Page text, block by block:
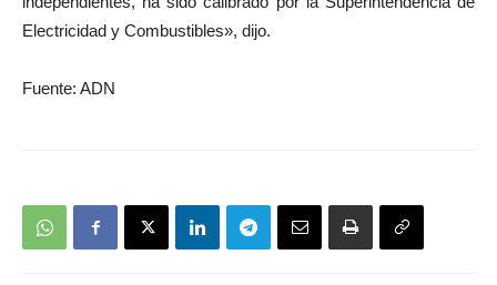
Electricidad y Combustibles», dijo.
Fuente: ADN